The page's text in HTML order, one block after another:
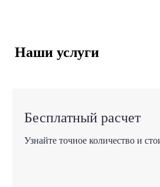
Наши услуги
Бесплатный расчет
Узнайте точное количество и